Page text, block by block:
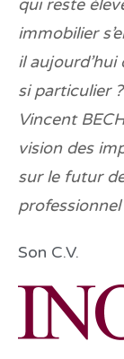
qui reste
immobilier
il
si particulier
Vincent
vision des
sur le futur
Son C.V.